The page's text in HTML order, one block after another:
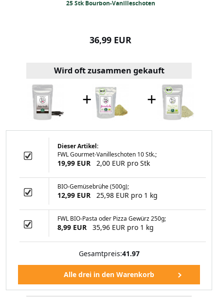
25 Stk Bourbon-Vanilleschoten
36,99 EUR
Vanilleschoten
EUR
Wird oft zusammen gekauft
+ +
Dieser Artikel:
FWL Gourmet-Vanilleschoten 10 Stk.;
19,99 EUR 2,00 EUR pro Stk
BIO-Gemüsebrühe (500g);
12,99 EUR 25,98 EUR pro 1 kg
FWL BIO-Pasta oder Pizza Gewürz 250g;
8,99 EUR 35,96 EUR pro 1 kg
Gesamtpreis:41.97